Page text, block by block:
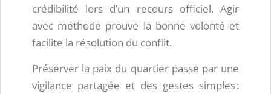
crédibilité lors d’un recours officiel. Agir
avec méthode prouve la bonne volonté et
facilite la résolution du conflit.
Préserver la paix du quartier passe par une
vigilance partagée et des gestes simples :